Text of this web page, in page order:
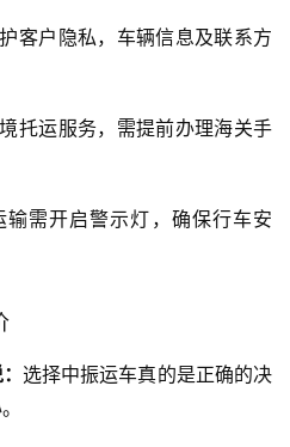
客户隐私，车辆信息及联系方
托运服务，需提前办理海关手
需开启警示灯，确保行车安
选择中振运车真的是正确的决